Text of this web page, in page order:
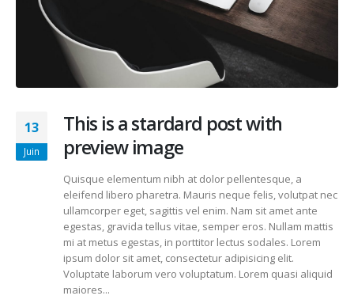
13
Juin
This is a stardard post with
preview image
Quisque elementum nibh at dolor pellentesque, a
eleifend libero pharetra. Mauris neque felis, volutpat nec
ullamcorper eget, sagittis vel enim. Nam sit amet ante
egestas, gravida tellus vitae, semper eros. Nullam mattis
mi at metus egestas, in porttitor lectus sodales. Lorem
ipsum dolor sit amet, consectetur adipisicing elit.
Voluptate laborum vero voluptatum. Lorem quasi aliquid
maiores...